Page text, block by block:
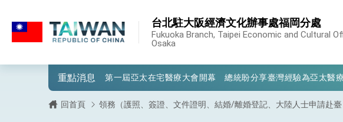
台北駐大阪經濟文化辦事處福岡分處
Fukuoka Branch, Taipei Economic and Cultural
Osaka
重點消息
外交部重要言論
第一屆亞太在宅醫療大會開幕 總統盼分享臺灣經驗為亞太醫
外交部發布WHA文宣影片「台灣醫療點亮世界」及「台灣智慧
回首頁 領務（護照、簽證、文件證明、結婚/離婚登記、大陸人士申請赴臺